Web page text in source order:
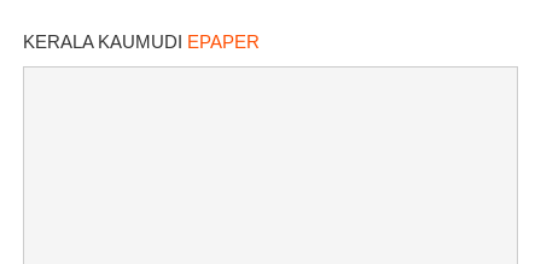
KERALA KAUMUDI EPAPER